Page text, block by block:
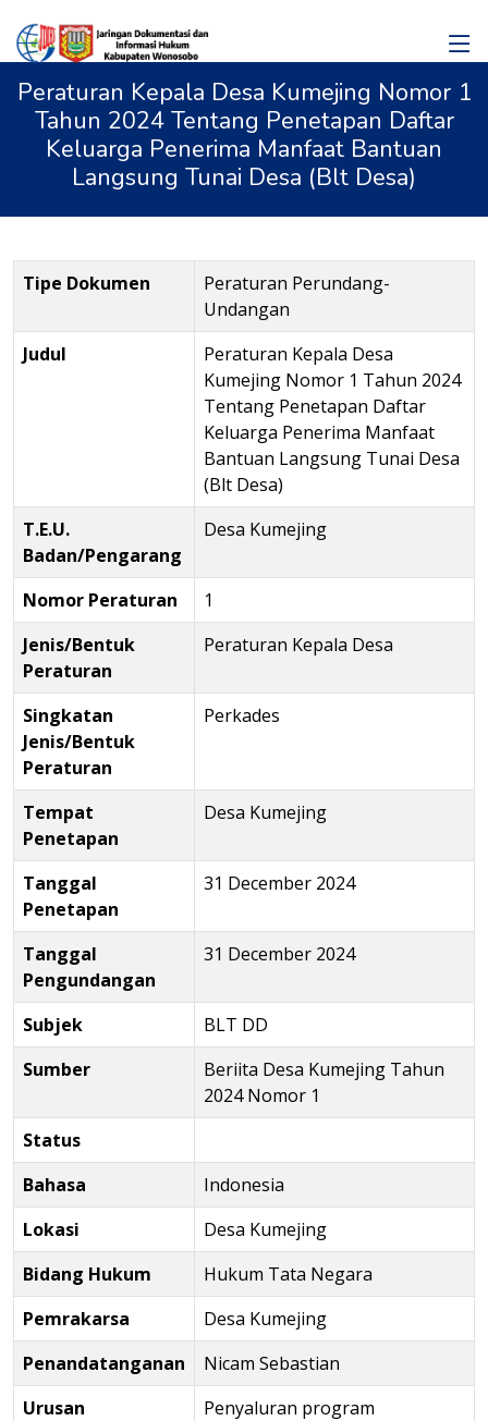
Peraturan Kepala Desa Kumejing Nomor 1
Tahun 2024 Tentang Penetapan Daftar
Keluarga Penerima Manfaat Bantuan
Langsung Tunai Desa (Blt Desa)
Tipe Dokumen
Peraturan Perundang-
Undangan
Judul
Peraturan Kepala Desa
Kumejing Nomor 1 Tahun 2024
Tentang Penetapan Daftar
Keluarga Penerima Manfaat
Bantuan Langsung Tunai Desa
(Blt Desa)
T.E.U.
Badan/Pengarang
Desa Kumejing
Nomor Peraturan
1
Jenis/Bentuk
Peraturan
Peraturan Kepala Desa
Singkatan
Jenis/Bentuk
Peraturan
Perkades
Tempat
Penetapan
Desa Kumejing
Tanggal
Penetapan
31 December 2024
Tanggal
Pengundangan
31 December 2024
Subjek
BLT DD
Sumber
Beriita Desa Kumejing Tahun
2024 Nomor 1
Status
Bahasa
Indonesia
Lokasi
Desa Kumejing
Bidang Hukum
Hukum Tata Negara
Pemrakarsa
Desa Kumejing
Penandatanganan
Nicam Sebastian
Urusan
Penyaluran program